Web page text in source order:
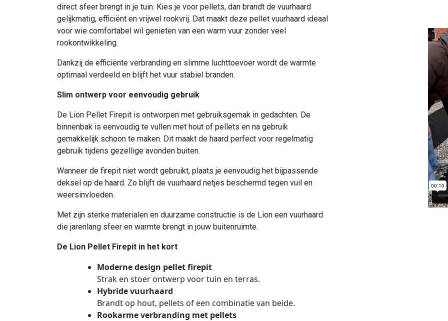
direct sfeer brengt in je tuin. Kies je voor pellets, dan brandt de vuurhaard
gelijkmatig, efficiënt en vrijwel rookvrij. Dat maakt deze pellet vuurhaard ideaal
voor wie comfortabel wil genieten van een warm vuur zonder veel
rookontwikkeling.
Dankzij de efficiënte verbranding en slimme luchttoevoer wordt de warmte
optimaal verdeeld en blijft het vuur stabiel branden.
Slim ontwerp voor eenvoudig gebruik
De Lion Pellet Firepit is ontworpen met gebruiksgemak in gedachten. De
binnenbak is eenvoudig te vullen met hout of pellets en na gebruik
gemakkelijk schoon te maken. Dit maakt de haard perfect voor regelmatig
gebruik tijdens gezellige avonden buiten.
Wanneer de firepit niet wordt gebruikt, plaats je eenvoudig het bijpassende
deksel op de haard. Zo blijft de vuurhaard netjes beschermd tegen vuil en
weersinvloeden.
Met zijn sterke materialen en duurzame constructie is de Lion een vuurhaard
die jarenlang sfeer en warmte brengt in jouw buitenruimte.
De Lion Pellet Firepit in het kort
Moderne design pellet firepit
Strak en stoer ontwerp voor tuin en terras.
Hybride vuurhaard
Brandt op hout, pellets of een combinatie van beide.
Rookarme verbranding met pellets